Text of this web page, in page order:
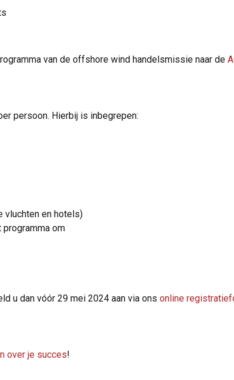
van de offshore wind handelsmissie naar de
persoon. Hierbij is inbegrepen:
vluchten en hotels)
om
u dan vóór 29 mei 2024 aan via ons online
over je succes!